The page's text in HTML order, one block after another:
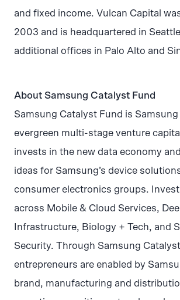
and fixed income. Vulcan Capital
2003 and is headquartered in
additional offices in Palo Alto and
About Samsung Catalyst Fund
Samsung Catalyst Fund is Samsung
evergreen multi-stage venture
invests in the new data economy
ideas for Samsung’s device
consumer electronics groups.
across Mobile & Cloud Services,
Infrastructure, Biology + Tech, and
Security. Through Samsung
entrepreneurs are enabled by
brand, manufacturing and